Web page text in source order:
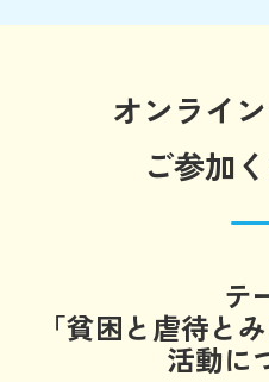
オンライ
ご参加
テ
「貧困と虐待と
活動に